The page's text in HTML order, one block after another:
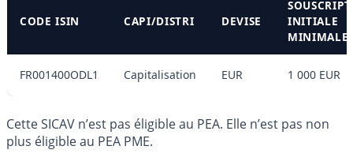
CODE ISIN CAPI/DISTRI DEVISE
INITIALE
MINIMALE
FR001400ODL1 Capitalisation EUR 1 000 EUR
Cette SICAV n’est pas éligible au PEA. Elle n’est pas non
plus éligible au PEA PME.